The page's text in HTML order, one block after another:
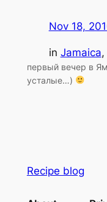
Nov 18,
in Jamaica,
первый вечер в
усталые…)
Recipe blog